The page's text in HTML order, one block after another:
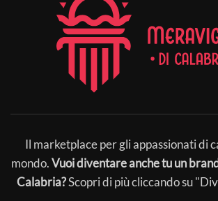
Il marketplace per gli appassionati di
mondo.Vuoi diventare anche tu un
Calabria?Scopri di più cliccando su